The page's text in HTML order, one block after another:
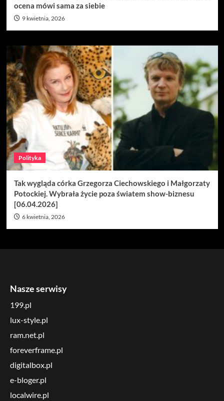
ocena mówi sama za siebie
9 kwietnia, 2026
Polityka
Tak wygląda córka Grzegorza Ciechowskiego i Małgorzaty
Potockiej. Wybrała życie poza światem show-biznesu
[06.04.2026]
6 kwietnia, 2026
Nasze serwisy
199.pl
lux-style.pl
ram.net.pl
foreverframe.pl
digitalbox.pl
e-bloger.pl
localwire.pl